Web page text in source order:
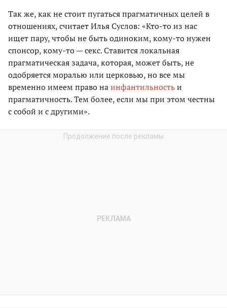
Так же, как не стоит пугаться прагматичных целей в
отношениях, считает Илья Суслов: «Кто-то из нас
ищет пару, чтобы не быть одиноким, кому-то нужен
спонсор, кому-то — секс. Ставится локальная
прагматическая задача, которая, может быть, не
одобряется моралью или церковью, но все мы
временно имеем право наинфантильностьи
прагматичность. Тем более, если мы при этом честны
с собой и с другими».